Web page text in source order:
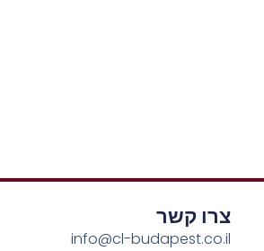
צרו קשר
info@cl-budapest.co.il